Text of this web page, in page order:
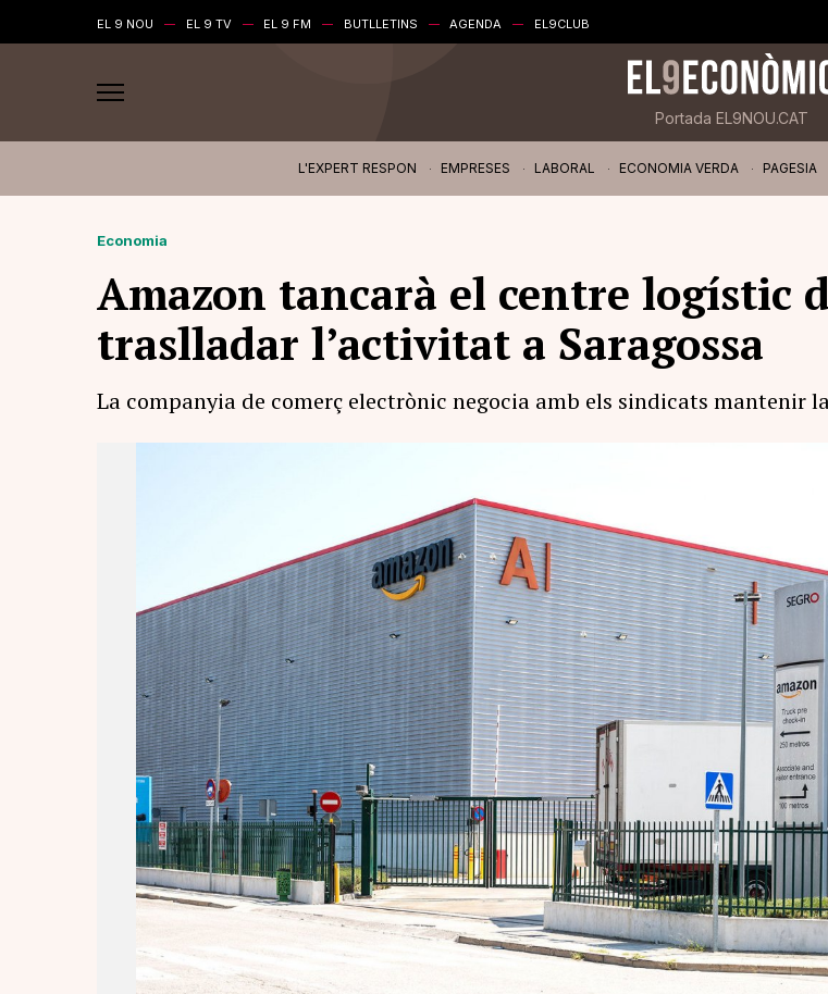
EL 9 NOU EL 9 TV EL 9 FM BUTLLETINS AGENDA EL9CLUB
Portada EL9NOU.CAT
L'EXPERT RESPON EMPRESES LABORAL ECONOMIA VERDA PAGESIA
Economia
Amazon tancarà el centre logístic
traslladar l’activitat a Saragossa
La companyia de comerç electrònic negocia amb els sindicats mantenir